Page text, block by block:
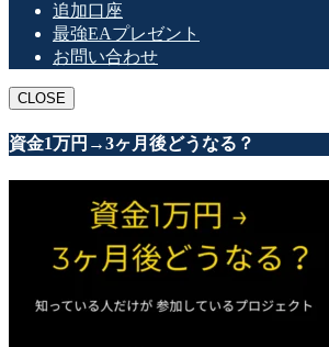
追加口座
最強EAプレゼント
お問い合わせ
CLOSE
資金1万円→3ヶ月後どうなる？